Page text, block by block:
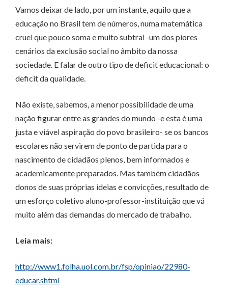
Vamos deixar de lado, por um instante, aquilo que a
educação no Brasil tem de números, numa matemática
cruel que pouco soma e muito subtrai -um dos piores
cenários da exclusão social no âmbito da nossa
sociedade. E falar de outro tipo de deficit educacional: o
deficit da qualidade.
Não existe, sabemos, a menor possibilidade de uma
nação figurar entre as grandes do mundo -e esta é uma
justa e viável aspiração do povo brasileiro- se os bancos
escolares não servirem de ponto de partida para o
nascimento de cidadãos plenos, bem informados e
academicamente preparados. Mas também cidadãos
donos de suas próprias ideias e convicções, resultado de
um esforço coletivo aluno-professor-instituição que vá
muito além das demandas do mercado de trabalho.
Leia mais:
http://www1.folha.uol.com.br/fsp/opiniao/22980-
educar.shtml